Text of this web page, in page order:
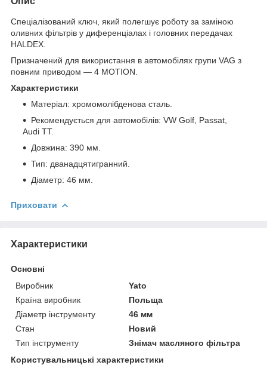
Спеціалізований ключ, який полегшує роботу за заміною
оливних фільтрів у диференціалах і головних передачах
HALDEX.
Призначений для використання в автомобілях групи VAG з
повним приводом — 4 MOTION.
Характеристики
Матеріал: хромомолібденова сталь.
Рекомендується для автомобілів: VW Golf, Passat,
Audi TT.
Довжина: 390 мм.
Тип: дванадцятигранний.
Діаметр: 46 мм.
Приховати
Характеристики
Основні
Виробник
Yato
Країна виробник
Польща
Діаметр інструменту
46 мм
Стан
Новий
Тип інструменту
Знімач масляного фільтра
Користувальницькі характеристики